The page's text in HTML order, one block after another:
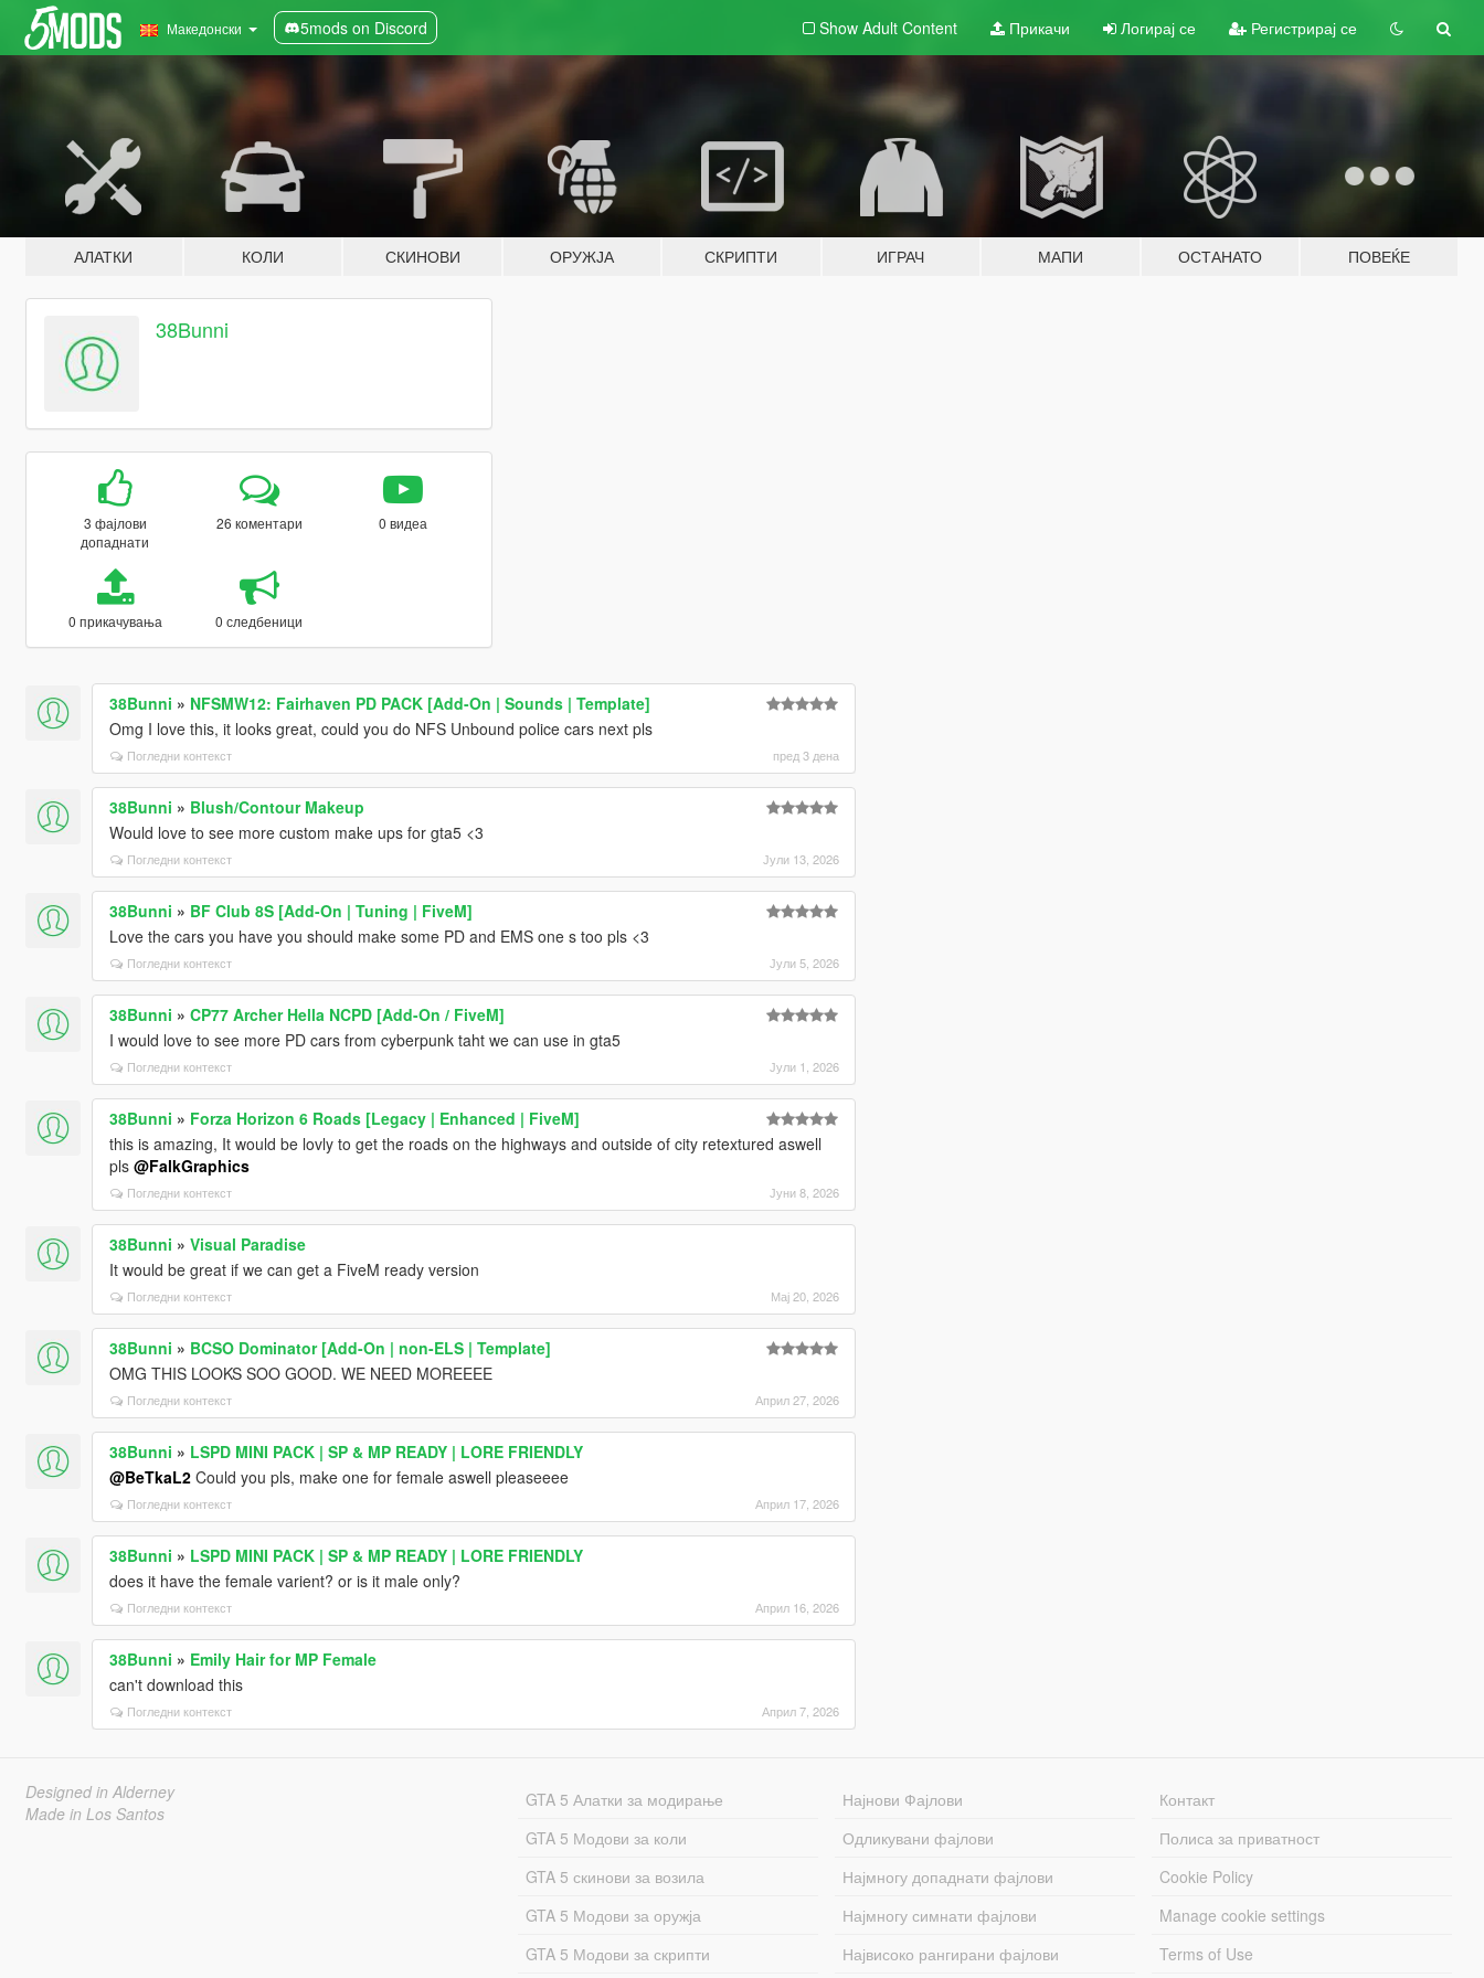
Македонски 5mods on Discord Show Adult Content Прикачи Логирај се Регистрирај се
АЛАТКИ КОЛИ СКИНОВИ ОРУЖЈА СКРИПТИ ИГРАЧ МАПИ ОСТАНАТО ПОВЕЌЕ
38Bunni
3 фајлови
допаднати
26 коментари 0 видеа
0 прикачувања 0 следбеници
38Bunni » NFSMW12: Fairhaven PD PACK [Add-On | Sounds | Template]
Omg I love this, it looks great, could you do NFS Unbound police cars next pls
Погледни контекст пред 3 дена
38Bunni » Blush/Contour Makeup
Would love to see more custom make ups for gta5 <3
Погледни контекст Јули 13, 2026
38Bunni » BF Club 8S [Add-On | Tuning | FiveM]
Love the cars you have you should make some PD and EMS one s too pls <3
Погледни контекст Јули 5, 2026
38Bunni » CP77 Archer Hella NCPD [Add-On / FiveM]
I would love to see more PD cars from cyberpunk taht we can use in gta5
Погледни контекст Јули 1, 2026
38Bunni » Forza Horizon 6 Roads [Legacy | Enhanced | FiveM]
this is amazing, It would be lovly to get the roads on the highways and outside of city retextured aswell
pls @FalkGraphics
Погледни контекст Јуни 8, 2026
38Bunni » Visual Paradise
It would be great if we can get a FiveM ready version
Погледни контекст Мај 20, 2026
38Bunni » BCSO Dominator [Add-On | non-ELS | Template]
OMG THIS LOOKS SOO GOOD. WE NEED MOREEEE
Погледни контекст Април 27, 2026
38Bunni » LSPD MINI PACK | SP & MP READY | LORE FRIENDLY
@BeTkaL2Could you pls, make one for female aswell pleaseeee
Погледни контекст Април 17, 2026
38Bunni » LSPD MINI PACK | SP & MP READY | LORE FRIENDLY
does it have the female varient? or is it male only?
Погледни контекст Април 16, 2026
38Bunni » Emily Hair for MP Female
can't download this
Погледни контекст Април 7, 2026
Designed in Alderney
Made in Los Santos
GTA 5 Алатки за модирање
GTA 5 Модови за коли
GTA 5 скинови за возила
GTA 5 Модови за оружја
GTA 5 Модови за скрипти
Најнови Фајлови
Одликувани фајлови
Најмногу допаднати фајлови
Најмногу симнати фајлови
Највисоко рангирани фајлови
Контакт
Полиса за приватност
Cookie Policy
Manage cookie settings
Terms of Use